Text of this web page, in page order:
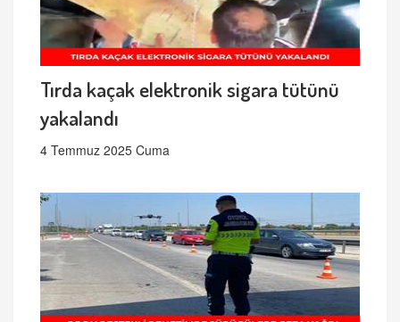
Tırda kaçak elektronik sigara tütünü
yakalandı
4 Temmuz 2025 Cuma